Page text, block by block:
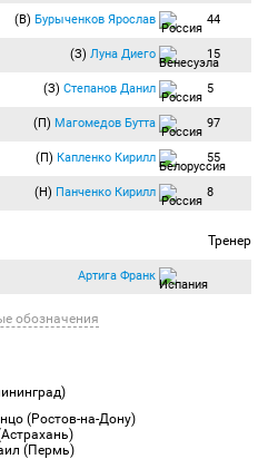
(В) Бурыченков Ярослав 44
(З) Луна Диего 15
(З) Степанов Данил 5
(П) Магомедов Бутта 97
(П) Капленко Кирилл 55
(Н) Панченко Кирилл 8
Тренер
Артига Франк
обозначения
(Ростов-на-Дону)
(Пермь)